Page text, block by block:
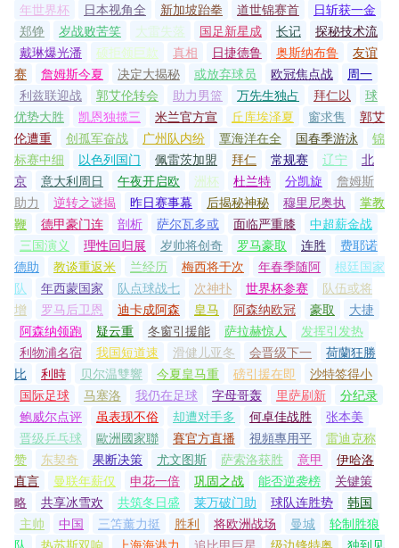
年世界杯
日本视角全 新加坡跆拳 道世锦赛首
日斩获一金
郑铮
岁战败苦笑 大雷失落 国足新星成 长记
探秘技术流
戴琳爆光潘
硕拒领巨款 真相 日捷德鲁 奥斯纳布鲁
友谊
赛
詹姆斯今夏 决定大揭秘 或放弃球员 欧冠焦点战
周一
利兹联迎战
郭艾伦转会 助力男篮 万先生独占 拜仁以
球
优势大胜
凯恩独揽三 米兰官方宣 丘库埃泽夏 窗求售
郭艾
伦遭重
创孤军奋战 广州队内纷 覃海洋在全 国春季游泳
锦
标赛中细
以色列国门 佩雷茨加盟 拜仁 常规赛 辽宁
北
京
意大利周日 午夜开启欧 洲杯 杜兰特 分凯旋
詹姆斯
助力
逆转之谜揭 昨日赛事幕 后揭秘神秘 穆里尼奥执
掌教
鞭
德甲豪门连 剖析 萨尔瓦多或 面临严重膝
中超薪金战
三国演义
理性回归展 岁帅将创奇 罗马豪取 连胜
费耶诺
德助
教谈重返米 兰经历 梅西将于次 年春季随阿
根廷国家
队
年西蒙国家 队点球战七 次神扑 世界杯参赛
队伍或将
增
罗马后卫恩 迪卡成阿森 皇马 阿森纳欧冠 豪取
大捷
阿森纳领跑
疑云重 冬窗引援能 萨拉赫惊人
发挥引发热
利物浦名宿
我国短道速 滑健儿亚冬 会晋级下一
荷蘭狂勝
比
利時 贝尔温雙響 今夏皇马重 磅引援在即
沙特签得小
国际足球
马塞洛 我仍在足球 字母哥轰 里萨刷新
分纪录
鲍威尔点评
虽表现不俗 却遭对手多 何卓佳战胜
张本美
晋级乒乓球
歐洲國家聯 賽官方直播 視頻專用平
雷迪克称
赞
东契奇 果断决策 尤文图斯 萨索洛获胜 意甲
伊哈洛
直言
曼联年薪仅 申花一倍 巩固之战 能否逆袭榜
关键策
略
共享冰雪欢 共筑冬日盛 莱万破门助 球队连胜势
韩国
主帅
中国 三笘薰力挺 胜利 将欧洲战场 曼城
轮制胜狼